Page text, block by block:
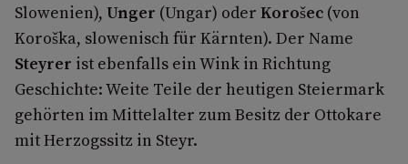
Slowenien), Unger (Ungar) oder Korošec (von
Koroška, slowenisch für Kärnten). Der Name
Steyrer ist ebenfalls ein Wink in Richtung
Geschichte: Weite Teile der heutigen Steiermark
gehörten im Mittelalter zum Besitz der Ottokare
mit Herzogssitz in Steyr.